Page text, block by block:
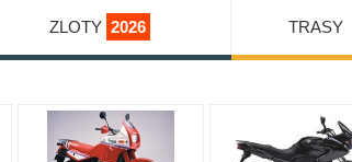
ZLOTY 2026 TRASY